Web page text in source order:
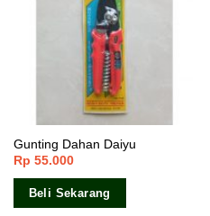
Gunting Dahan Daiyu
Rp 55.000
Beli Sekarang